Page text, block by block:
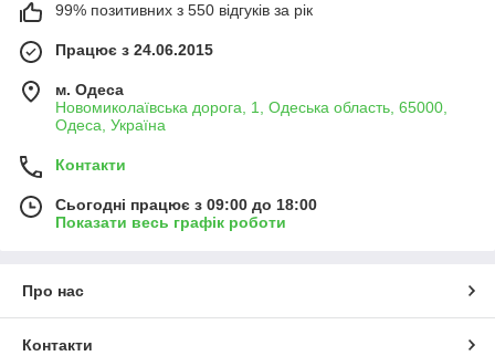
99% позитивних з 550 відгуків за рік
Працює з 24.06.2015
м. Одеса
Новомиколаївська дорога, 1, Одеська область, 65000,
Одеса, Україна
Контакти
Сьогодні працює з 09:00 до 18:00
Показати весь графік роботи
Про нас
Контакти